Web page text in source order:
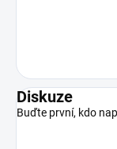
Diskuze
Buďte první, kdo